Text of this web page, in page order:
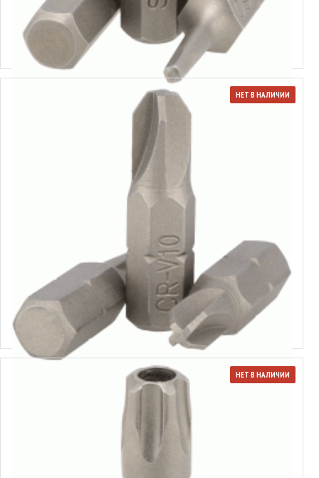
Вставка-бита Square 1/4"
Выбрать варианты
НЕТ В НАЛИЧИИ
Вставка-бита Torq-Set 1/4"
Выбрать варианты
НЕТ В НАЛИЧИИ